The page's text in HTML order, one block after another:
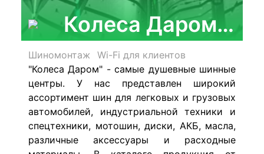
Колеса Даром,
Шиномонтаж
Wi-Fi для клиентов
"Колеса Даром" - самые душевные шинные
центры. У нас представлен широкий
ассортимент шин для легковых и грузовых
автомобилей, индустриальной техники и
спецтехники, мотошин, диски, АКБ, масла,
различные аксессуары и расходные